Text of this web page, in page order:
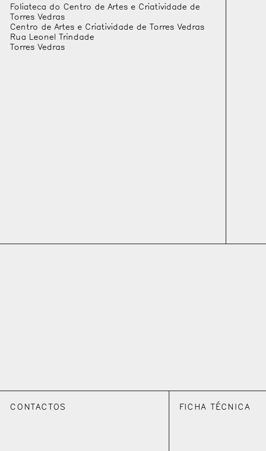
Foliateca do Centro de Artes e Criatividade de
Torres Vedras
Centro de Artes e Criatividade de Torres Vedras
Rua Leonel Trindade
Torres Vedras
CONTACTOS FICHA TÉCNICA